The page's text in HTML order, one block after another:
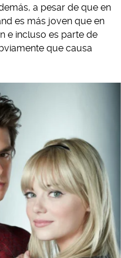
a pesar de que en
es más joven que en
e incluso es parte de
que causa